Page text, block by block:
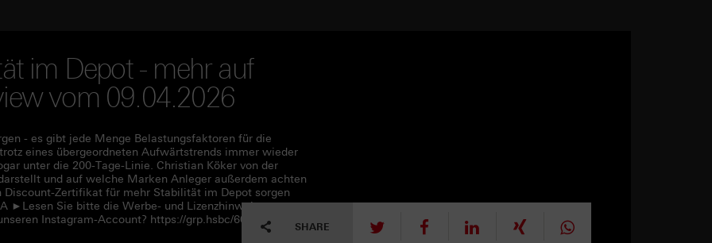
im Depot - mehr auf
vom 09.04.2026
- es gibt jede Menge Belastungsfaktoren für die
eines übergeordneten Aufwärtstrends immer wieder
unter die 200-Tage-Linie. Christian Köker von der
und auf welche Marken Anleger außerdem achten
Discount-Zertifikat für mehr Stabilität im Depot sorgen
►Lesen Sie bitte die Werbe- und Lizenzhinweise unter
Instagram-Account? https://grp.hsbc/6050q4HQC
SHARE tweet mitteilen